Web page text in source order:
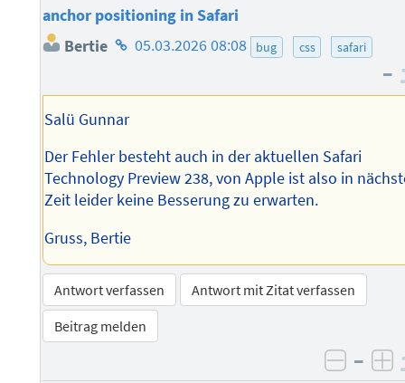
anchor positioning in Safari
Bertie Homepage
Autors
05.03.2026 08:08 bug css safari
–
Salü Gunnar
Der Fehler besteht auch in der aktuellen Safari
Technology Preview 238, von Apple ist also in
Zeit leider keine Besserung zu erwarten.
Gruss, Bertie
Antwort verfassen
Antwort mit Zitat verfassen
Beitrag melden
–